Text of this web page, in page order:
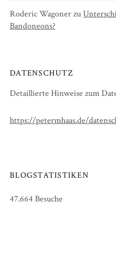
Roderic Wagonerzu
Bandoneons?
DATENSCHUTZ
Detaillierte Hinweise zum
https://petermhaas.de/
BLOGSTATISTIKEN
47.664 Besuche